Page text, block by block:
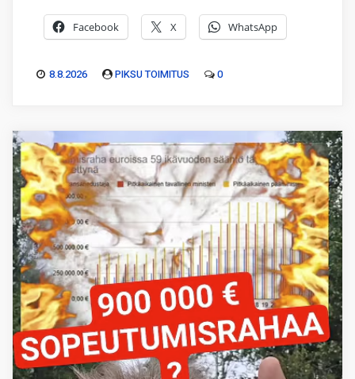
Facebook X WhatsApp
8.8.2026 PIKSU TOIMITUS 0